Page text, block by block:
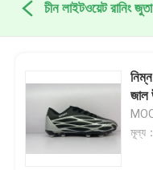
চীন লাইটওয়েট রানিং জুতা
জাল
মূল্য